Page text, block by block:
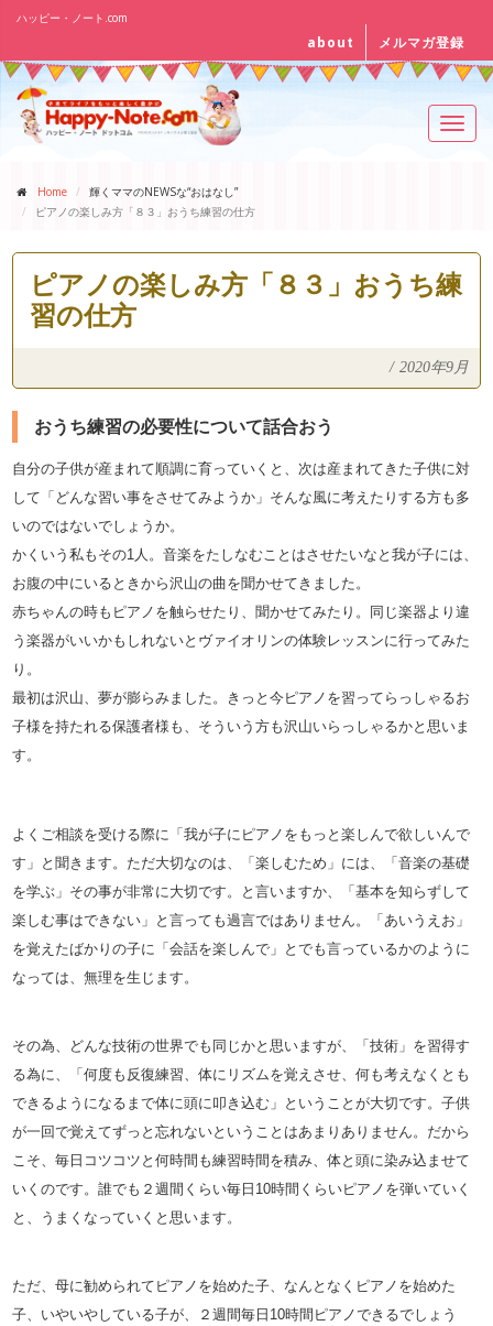
ハッピー・ノート.com
about メルマガ登録
Home
輝くママのNEWSな“おはなし”
ピアノの楽しみ方「８３」おうち練習の仕方
ピアノの楽しみ方「８３」おうち練
習の仕方
/ 2020年9月
おうち練習の必要性について話合おう
自分の子供が産まれて順調に育っていくと、次は産まれてきた子供に対
して「どんな習い事をさせてみようか」そんな風に考えたりする方も多
いのではないでしょうか。
かくいう私もその1人。音楽をたしなむことはさせたいなと我が子には、
お腹の中にいるときから沢山の曲を聞かせてきました。
赤ちゃんの時もピアノを触らせたり、聞かせてみたり。同じ楽器よ り違
う楽器がいいかもしれないとヴァイオリンの体験レッスンに行ってみた
り。
最初は沢山、夢が膨らみました。きっと今ピアノを習ってらっしゃるお
子様を持たれる保護者様も、そういう方も沢山いらっしゃるかと思いま
す。
よくご相談を受ける際に「我が子にピアノをもっと楽しんで欲しいんで
す」と聞きます。ただ大切なのは、
「楽しむため」には、「音楽の基礎
を学ぶ」その事が非常に大切です。と言いますか、「基本を知らずして
楽しむ事はできない」と言っても過言ではありません。「あいうえお」
を覚えたばかりの子に 「会話を楽しんで」とでも言っているかのように
なっては、無理を生じます。
その為、どんな技術の世界でも同じかと思いますが、「技術」を習得す
る為に、「何度も反復練習、体にリズムを覚えさせ、何も考えなくとも
できるようになるまで体に頭に叩き込む」ということが大切です。子供
が一回で覚えてずっ と忘れないということはあまりありません。だから
こそ、毎日コツコツと何時間も練習時間を積み、体と頭に染み込ませて
い くのです。誰でも２週間くらい毎日10時間くらいピアノを弾いていく
と、うまくなっていくと思います。
ただ、母に勧められてピアノを始めた子、なんとなくピアノを始めた
子、いやいやしている子が、２週間毎日10時間ピアノできるでしょう